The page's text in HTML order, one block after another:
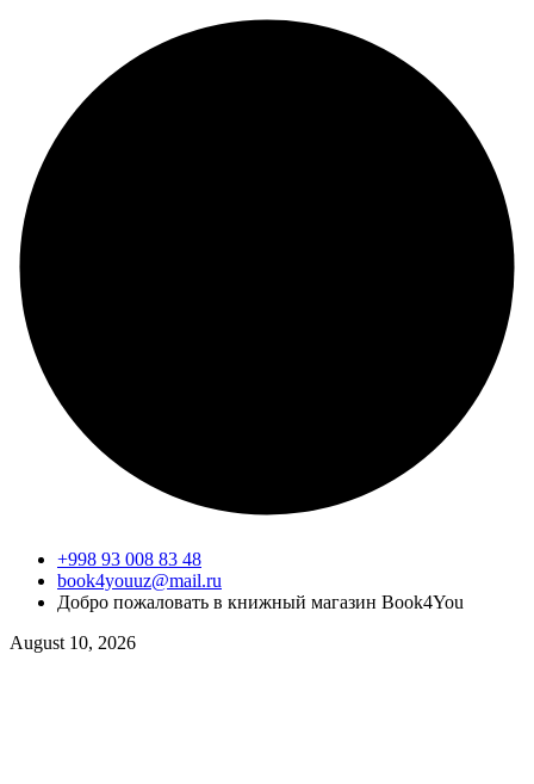
+998 93 008 83 48
book4youuz@mail.ru
Добро пожаловать в книжный магазин Book4You
August 10, 2026